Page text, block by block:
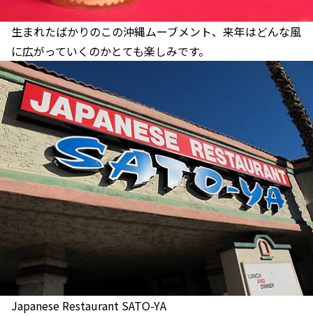
生まれたばかりのこの沖縄ムーブメント、来年はどんな風
に広がっていくのかとても楽しみです。
Japanese Restaurant SATO-YA